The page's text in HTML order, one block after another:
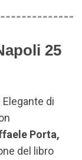
25
di
Porta,
del libro